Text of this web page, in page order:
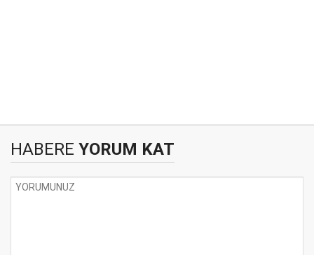
HABERE YORUM KAT